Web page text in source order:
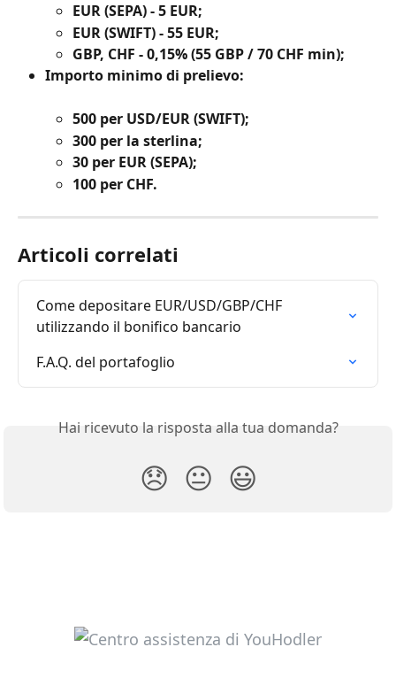
EUR (SEPA) - 5 EUR;
EUR (SWIFT) - 55 EUR;
GBP, CHF - 0,15% (55 GBP / 70 CHF min);
Importo minimo di prelievo:
500 per USD/EUR (SWIFT);
300 per la sterlina;
30 per EUR (SEPA);
100 per CHF.
Articoli correlati
Come depositare EUR/USD/GBP/CHF
utilizzando il bonifico bancario
F.A.Q. del portafoglio
Hai ricevuto la risposta alla tua domanda?
😞 😐 😃